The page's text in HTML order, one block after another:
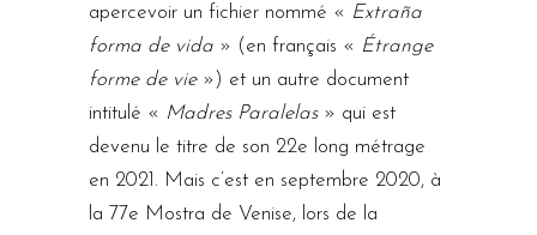
apercevoir un fichier nommé « Extraña
forma de vida » (en français « Étrange
forme de vie ») et un autre document
intitulé « Madres Paralelas » qui est
devenu le titre de son 22e long métrage
en 2021. Mais c’est en septembre 2020, à
la 77e Mostra de Venise, lors de la